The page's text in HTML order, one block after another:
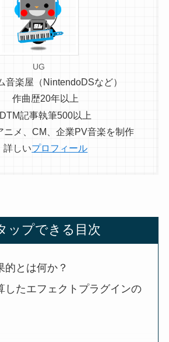
UG
音楽屋（NintendoDSなど）
作曲歴20年以上
DTM記事執筆500以上
ニメ、CM、企業PV音楽を制作
詳しいプロフィール
ップできる目次
的とは何か？
したエフェクトプラグインの